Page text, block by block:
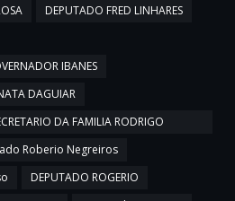
DEPUTADO FRED LINHARES
IBANES
DAGUIAR
DA FAMILIA RODRIGO
Roberio Negreiros
DEPUTADO ROGERIO